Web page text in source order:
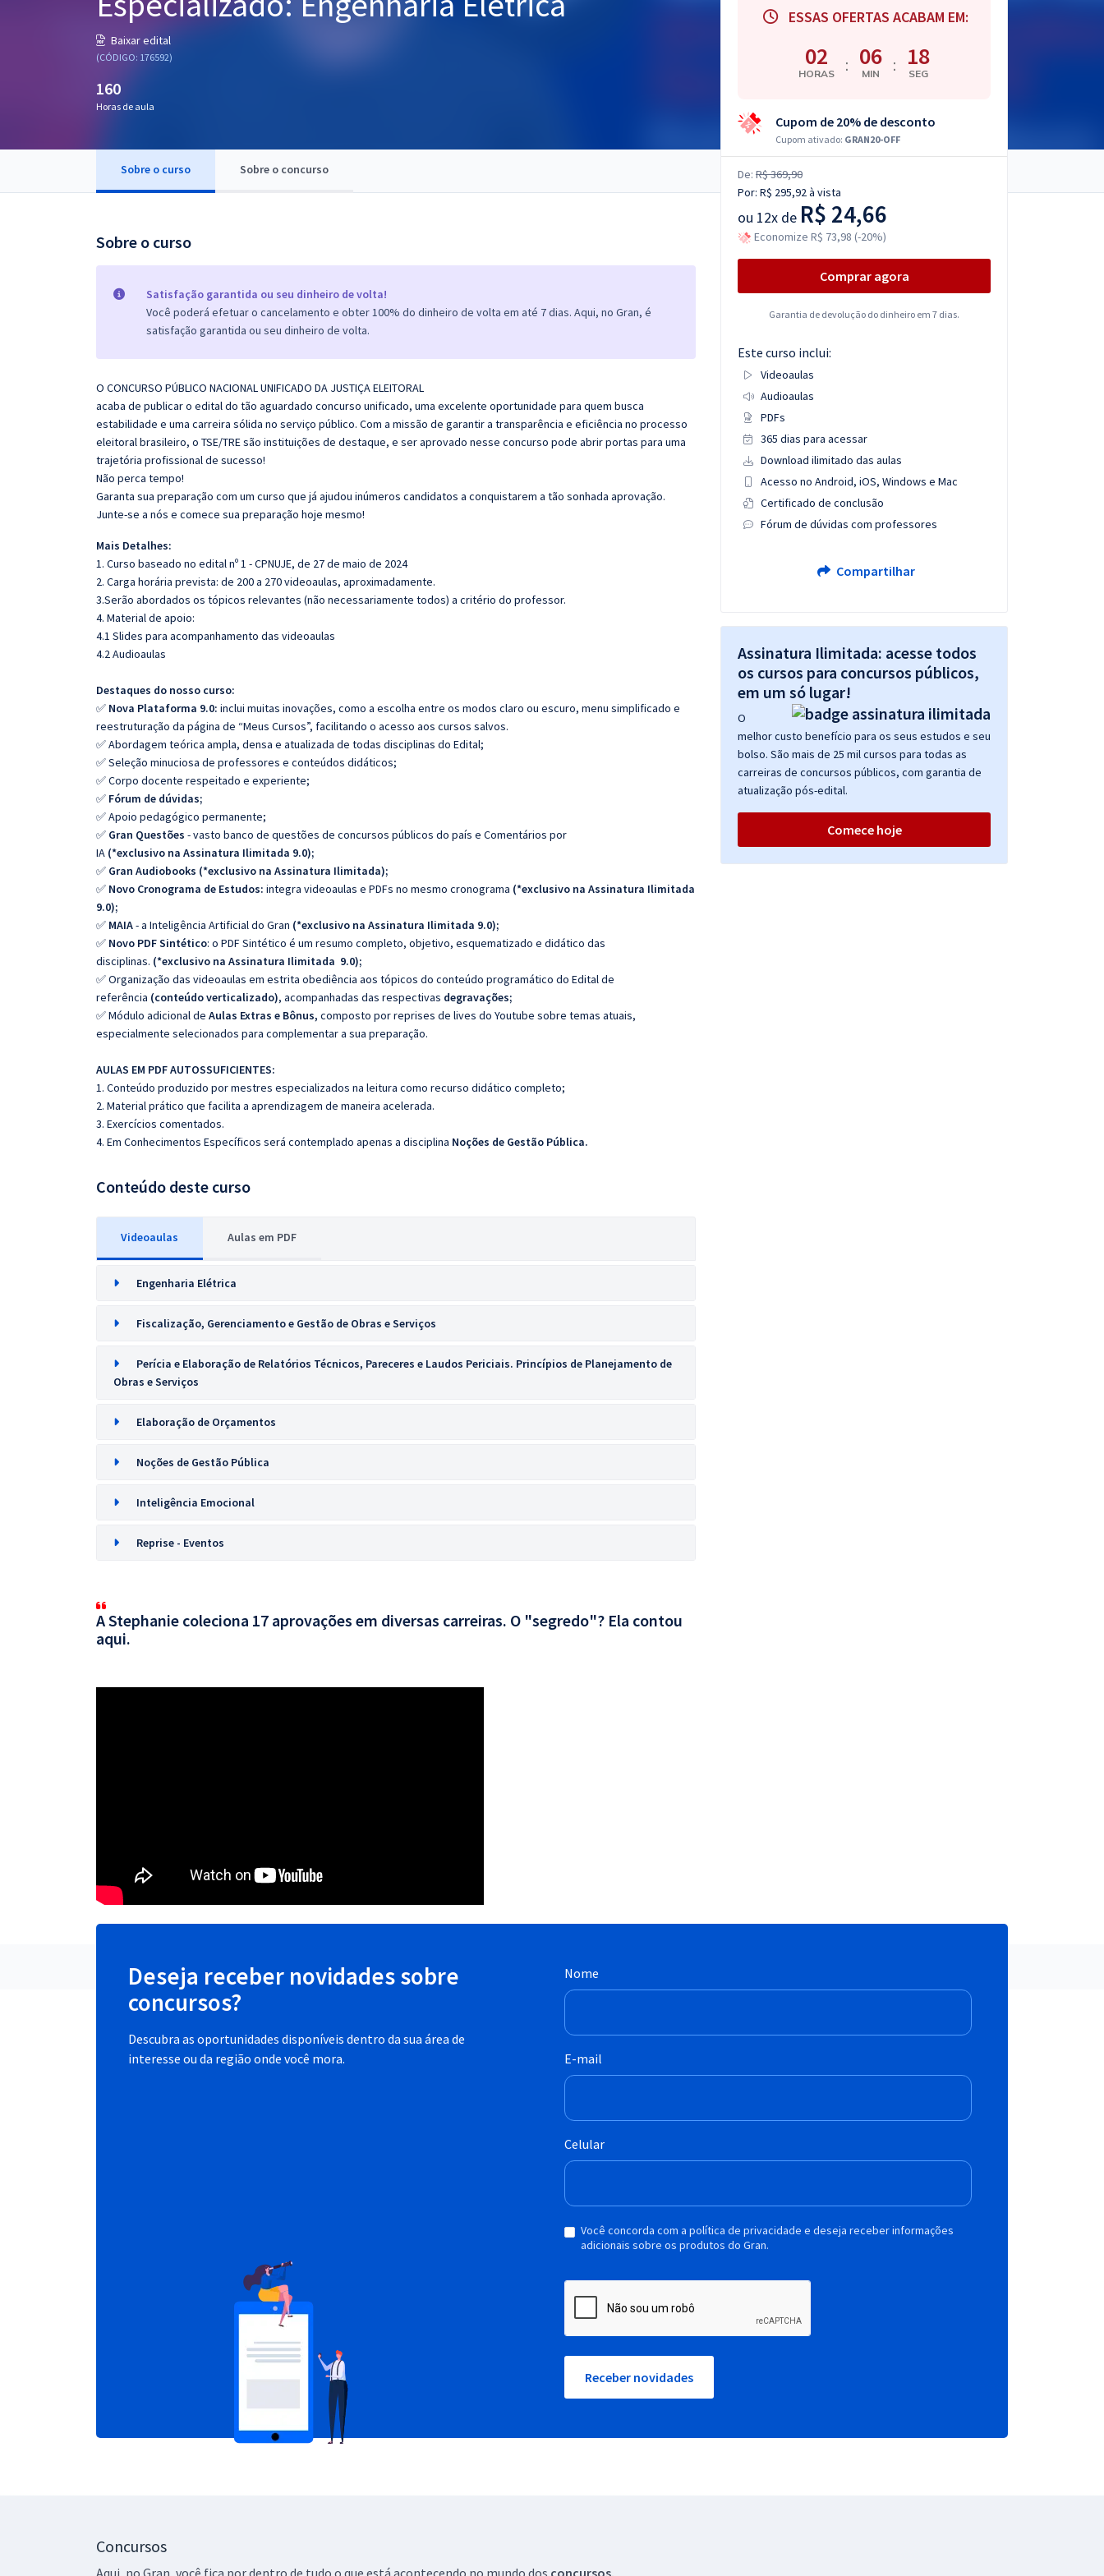
Baixar edital
(CÓDIGO: 176592)
160
Horas de aula
Sobre o curso Sobre o concurso
Sobre o curso
Satisfação garantida ou seu dinheiro de volta!
Você poderá efetuar o cancelamento e obter 100% do dinheiro de volta em até 7 dias. Aqui, no Gran, é
satisfação garantida ou seu dinheiro de volta.
O CONCURSO PÚBLICO NACIONAL UNIFICADO DA JUSTIÇA ELEITORAL
acaba de publicar o edital do tão aguardado concurso unificado, uma excelente oportunidade para quem busca
estabilidade e uma carreira sólida no serviço público. Com a missão de garantir a transparência e eficiência no processo
eleitoral brasileiro, o TSE/TRE são instituições de destaque, e ser aprovado nesse concurso pode abrir portas para uma
trajetória profissional de sucesso!
Não perca tempo!
Garanta sua preparação com um curso que já ajudou inúmeros candidatos a conquistarem a tão sonhada aprovação.
Junte-se a nós e comece sua preparação hoje mesmo!
Mais Detalhes:
1. Curso baseado no edital nº 1 - CPNUJE, de 27 de maio de 2024
2. Carga horária prevista: de 200 a 270 videoaulas, aproximadamente.
3.Serão abordados os tópicos relevantes (não necessariamente todos) a critério do professor.
4. Material de apoio:
4.1 Slides para acompanhamento das videoaulas
4.2 Audioaulas
Destaques do nosso curso:
✅ Nova Plataforma 9.0: inclui muitas inovações, como a escolha entre os modos claro ou escuro, menu simplificado e
reestruturação da página de “Meus Cursos”, facilitando o acesso aos cursos salvos.
✅Abordagem teórica ampla, densa e atualizada de todas disciplinas do Edital;
✅Seleção minuciosa de professores e conteúdos didáticos;
✅Corpo docente respeitado e experiente;
✅ Fórum de dúvidas;
✅Apoio pedagógico permanente;
✅ Gran Questões - vasto banco de questões de concursos públicos do país e Comentários por
IA (*exclusivo na Assinatura Ilimitada 9.0);
✅ Gran Audiobooks (*exclusivo na Assinatura Ilimitada);
✅ Novo Cronograma de Estudos: integra videoaulas e PDFs no mesmo cronograma (*exclusivo na Assinatura Ilimitada
9.0);
✅ MAIA-a Inteligência Artificial do Gran (*exclusivo na Assinatura Ilimitada 9.0);
✅ Novo PDF Sintético: o PDF Sintético é um resumo completo, objetivo, esquematizado e didático das
disciplinas. (*exclusivo na Assinatura Ilimitada 9.0);
✅Organização das videoaulas em estrita obediência aos tópicos do conteúdo programático do Edital de
referência (conteúdo verticalizado), acompanhadas das respectivas degravações;
✅Módulo adicional de Aulas Extras e Bônus, composto por reprises de lives do Youtube sobre temas atuais,
especialmente selecionados para complementar a sua preparação.
AULAS EM PDF AUTOSSUFICIENTES:
1. Conteúdo produzido por mestres especializados na leitura como recurso didático completo;
2. Material prático que facilita a aprendizagem de maneira acelerada.
3. Exercícios comentados.
4. Em Conhecimentos Específicos será contemplado apenas a disciplina Noções de Gestão Pública.
Conteúdo deste curso
Videoaulas Aulas em PDF
Engenharia Elétrica
Fiscalização, Gerenciamento e Gestão de Obras e Serviços
Perícia e Elaboração de Relatórios Técnicos, Pareceres e Laudos Periciais. Princípios de Planejamento de
Obras e Serviços
Elaboração de Orçamentos
Noções de Gestão Pública
Inteligência Emocional
Reprise - Eventos
A Stephanie coleciona 17 aprovações em diversas carreiras. O "segredo"? Ela contou
aqui.
ESSAS OFERTAS ACABAM EM:
02
HORAS : 06
MIN : 17
SEG
Cupom de 20% de desconto
Cupom ativado: GRAN20-OFF
De: R$ 369,90
Por: R$ 295,92à vista
ou 12x de R$ 24,66
Economize R$ 73,98 (-20%)
Comprar agora
Garantia de devolução do dinheiro em 7 dias.
Este curso inclui:
Videoaulas
Audioaulas
PDFs
365 dias para acessar
Download ilimitado das aulas
Acesso no Android, iOS, Windows e Mac
Certificado de conclusão
Fórum de dúvidas com professores
Compartilhar
Assinatura Ilimitada: acesse todos
os cursos para concursos públicos,
em um só lugar!
O
melhor custo benefício para os seus estudos e seu
bolso. São mais de 25 mil cursos para todas as
carreiras de concursos públicos, com garantia de
atualização pós-edital.
Comece hoje
Deseja receber novidades sobre
concursos?
Descubra as oportunidades disponíveis dentro da sua área de
interesse ou da região onde você mora.
Nome
E-mail
Celular
Você concorda com a política de privacidade e deseja receber informações
adicionais sobre os produtos do Gran.
Receber novidades
Concursos